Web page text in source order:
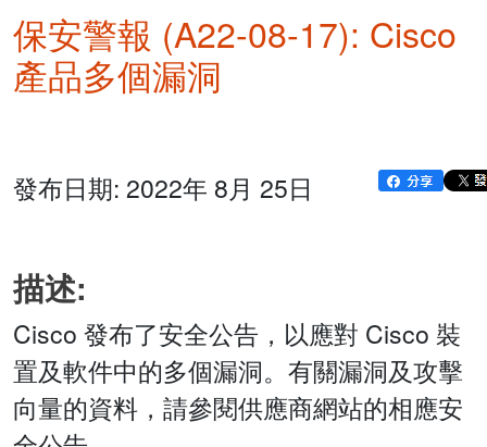
保安警報 (A22-08-17): Cisco
產品多個漏洞
發布日期: 2022年 8月 25日
描述:
Cisco 發布了安全公告，以應對 Cisco 裝
置及軟件中的多個漏洞。有關漏洞及攻擊
向量的資料，請參閱供應商網站的相應安